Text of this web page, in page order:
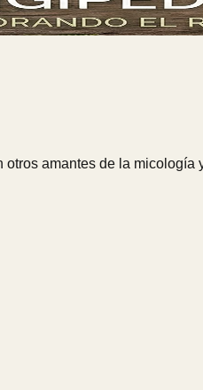
amantes de la micología